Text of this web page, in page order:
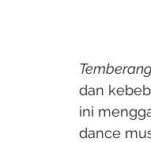
Temberang
dan
ini
dance